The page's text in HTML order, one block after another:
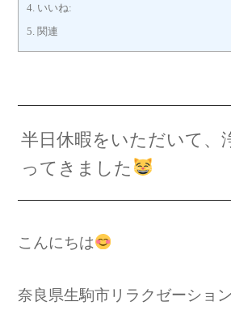
4. いいね:
5. 関連
半日休暇をいただいて、
ってきました
こんにちは
奈良県生駒市リラクゼーショ